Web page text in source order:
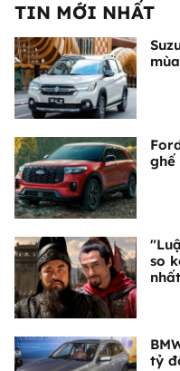
TIN MỚI NHẤT
so
tỷ